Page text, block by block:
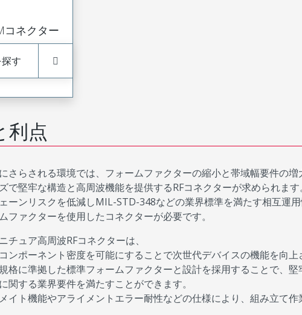
コネクター
す
利点
さらされる環境では、フォームファクターの縮小と帯域幅要件の増
で堅牢な構造と高周波機能を提供するRFコネクターが求められます
ーンリスクを低減しMIL-STD-348などの業界標準を満たす相互運用
ファクターを使用したコネクターが必要です。
チュア高周波RFコネクターは、
ンポーネント密度を可能にすることで次世代デバイスの機能を向上
格に準拠した標準フォームファクターと設計を採用することで、堅
関する業界要件を満たすことができます。
イト機能やアライメントエラー耐性などの仕様により、組み立て作